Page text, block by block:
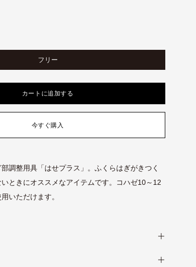
フリー
カートに追加する
今すぐ購入
調整用具「はせプラス」。ふくらはぎがきつく
ときにオススメなアイテムです。コハゼ10～12
いただけます。